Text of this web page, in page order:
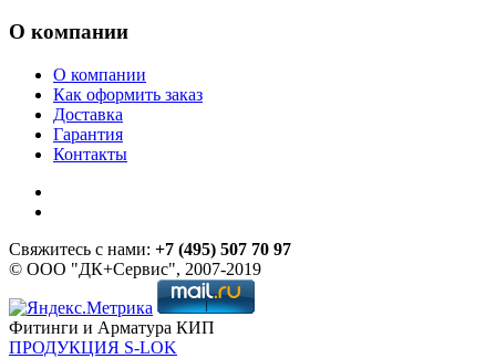
О компании
О компании
Как оформить заказ
Доставка
Гарантия
Контакты
Свяжитесь с нами: +7 (495) 507 70 97
© ООО "ДК+Сервис", 2007-2019
Фитинги и Арматура КИП
ПРОДУКЦИЯ S-LOK